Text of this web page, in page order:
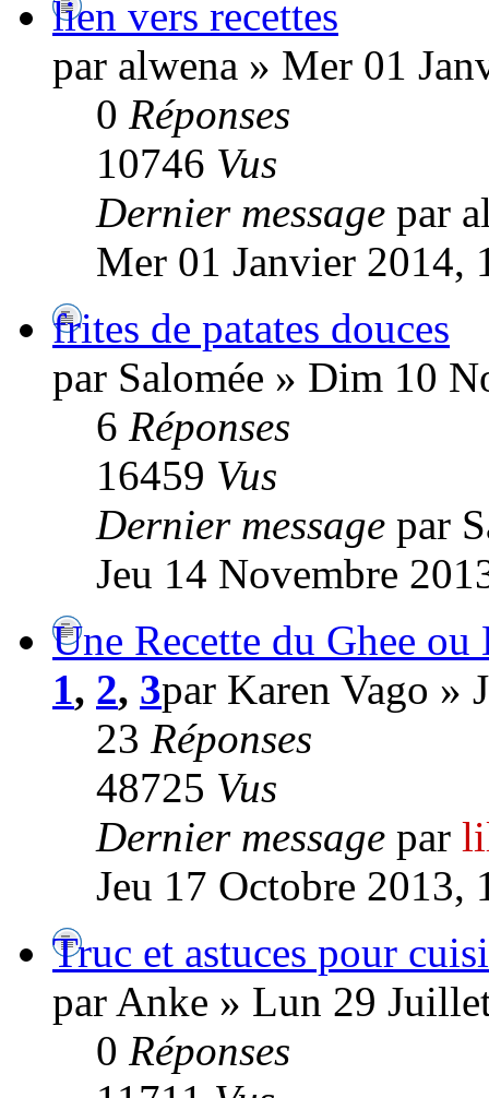
lien vers recettes
par alwena » Mer 01
0 Réponses
10746 Vus
Dernier message par
Mer 01 Janvier 2014,
frites de patates douces
par Salomée » Dim 10
6 Réponses
16459 Vus
Dernier message par
Jeu 14 Novembre
Une Recette du Ghee
1, 2, 3par Karen Vago »
23 Réponses
48725 Vus
Dernier message par
Jeu 17 Octobre 2013,
Truc et astuces pour
par Anke » Lun 29
0 Réponses